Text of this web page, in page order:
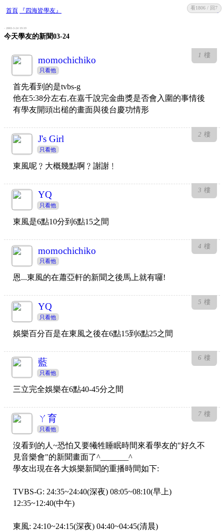
首頁 『四海皆學友』 收藏 回復
- 2003-3-24 19:19
今天學友的新聞03-24
看1806 / 回7
1 樓
momochichiko
只看他
首先看到的是tvbs-g
他在5:38分左右,在嘉千說完金曲獎是否會入圍的事情後
有學友開頭出槌的畫面與後台慶功情形
2 樓
J's Girl
只看他
東風呢﹖大概幾點啊﹖謝謝﹗
3 樓
YQ
只看他
東風是6點10分到6點15之間
4 樓
momochichiko
只看他
恩...東風的在蕭亞軒的新聞之後馬上就有囉!
5 樓
YQ
只看他
娛樂百分百是在東風之後在6點15到6點25之間
6 樓
藍
只看他
三立完全娛樂在6點40-45分之間
7 樓
ㄚ育
只看他
沒看到的人~恐怕又要犧牲睡眠時間來看學友的"好久不
見音樂會"的新聞畫面了^_______^
學友出現在各大娛樂新聞的重播時間如下:
TVBS-G: 24:35~24:40(深夜) 08:05~08:10(早上)
12:35~12:40(中午)
東風: 24:10~24:15(深夜) 04:40~04:45(清晨)